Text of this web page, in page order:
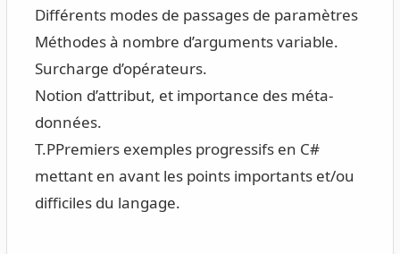
Différents modes de passages de paramètres
Méthodes à nombre d’arguments variable.
Surcharge d’opérateurs.
Notion d’attribut, et importance des méta-
données.
T.PPremiers exemples progressifs en C#
mettant en avant les points importants et/ou
difficiles du langage.